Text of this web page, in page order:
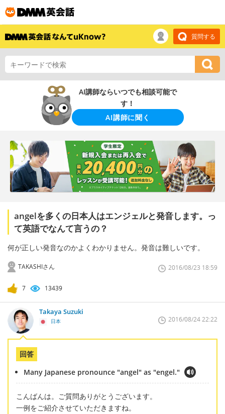
質問する
AI講師ならいつでも相談可能で
す！
AI講師に聞く
angelを多くの日本人はエンジェルと発音します。っ
て英語でなんて言うの？
何が正しい発音なのかよくわかりません。発音は難しいです。
TAKASHIさん 2016/08/23 18:59
7 13439
Takaya Suzuki
日本 2016/08/24 22:22
回答
Many Japanese pronounce "angel" as "engel."
こんばんは。ご質問ありがとうございます。
一例をご紹介させていただきますね。